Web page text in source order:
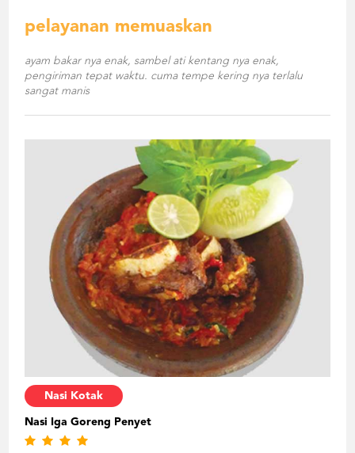
pelayanan memuaskan
ayam bakar nya enak, sambel ati kentang nya enak,
pengiriman tepat waktu. cuma tempe kering nya terlalu
sangat manis
Nasi Kotak
Nasi Iga Goreng Penyet